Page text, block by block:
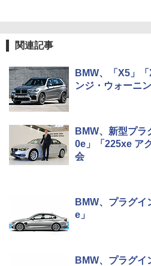
関連記事
BMW、「X5」
ンジ・ウォーニ
BMW、新型プラ
0e」「225xe ア
会
BMW、プラグイ
e」
BMW、プラグ